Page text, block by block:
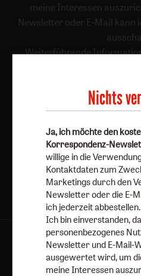
meine Interessen
Newsletter oder E-Mail kann
Weiterführende
AGB und
Barrierefreiheit
Nichts
Ja, ich möchte den
Korrespondenz-
willige in die
Kontaktdaten zum
Marketings durch den
Newsletter oder die E-
ich jederzeit abbestellen.
Ich bin einverstanden,
personenbezogenes
Newsletter und E-Mail-
ausgewertet wird, um
meine Interessen